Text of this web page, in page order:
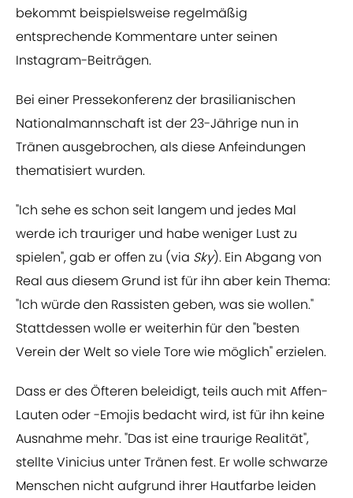
bekommt beispielsweise regelmäßig
entsprechende Kommentare unter seinen
Instagram-Beiträgen.
Bei einer Pressekonferenz der brasilianischen
Nationalmannschaft ist der 23-Jährige nun in
Tränen ausgebrochen, als diese Anfeindungen
thematisiert wurden.
"Ich sehe es schon seit langem und jedes Mal
werde ich trauriger und habe weniger Lust zu
spielen", gab er offen zu (via Sky). Ein Abgang von
Real aus diesem Grund ist für ihn aber kein Thema:
"Ich würde den Rassisten geben, was sie wollen."
Stattdessen wolle er weiterhin für den "besten
Verein der Welt so viele Tore wie möglich" erzielen.
Dass er des Öfteren beleidigt, teils auch mit Affen-
Lauten oder -Emojis bedacht wird, ist für ihn keine
Ausnahme mehr. "Das ist eine traurige Realität",
stellte Vinicius unter Tränen fest. Er wolle schwarze
Menschen nicht aufgrund ihrer Hautfarbe leiden